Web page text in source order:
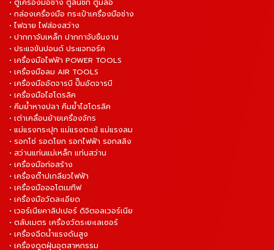
• ตู้เครื่องมือช่าง ตู้ลิ้นชัก ตู้มีล้อ
• กล่องเครื่องมือ กระเป๋าเครื่องมือช่าง
• ไฟฉาย ไฟส่องสว่าง
• ปากกาจับเหล็ก ปากกาจับชิ้นงาน
• ประแจขันปอนด์ ประแจทอร์ค
• เครื่องมือไฟฟ้า POWER TOOLS
• เครื่องมือลม AIR TOOLS
• เครื่องมืออัดจารบี ปั๊มอัดจารบี
• เครื่องมือไฮโดรลิค
• คีมย้ำหางปลา คีมย้ำไฮโดรลิค
• เต่าเคลื่อนย้ายเครื่องจักร
• แม่แรงกระปุก แม่แรงตะเข้ แม่แรงลม
• รอกโซ่ รอดโยก รอกไฟฟ้า รอกสลิง
• สว่านแท่นแม่เหล็ก แท่นสว่าน
• เครื่องมือก่อสร้าง
• เครื่องต๊าปเกลียวไฟฟ้า
• เครื่องมือออโตเมทีฟ
• เครื่องมือวัดละเอียด
• เวอร์เนียคาลิปเปอร์ ดิจิตอลเวอร์เนีย
• ตลับเมตร เครื่องวัดระยะเลเซอร์
• เครื่องฉีดน้ำแรงดันสูง
• เครื่องดูดฝุ่นอุตสาหกรรม